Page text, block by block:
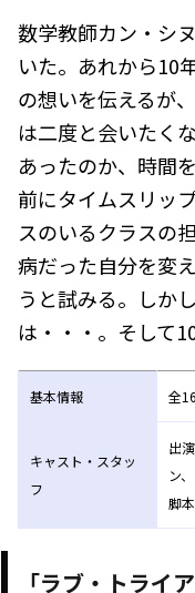
数学教師カン・シ
いた。あれから10
の想いを伝えるが
は二度と会いたく
あったのか、時間
前にタイムスリッ
スのいるクラスの
病だった自分を変
うと試みる。しか
は・・・。そして
基本情報 全
キャスト・スタッ
フ
出
ン
脚
「ラブ・トライ